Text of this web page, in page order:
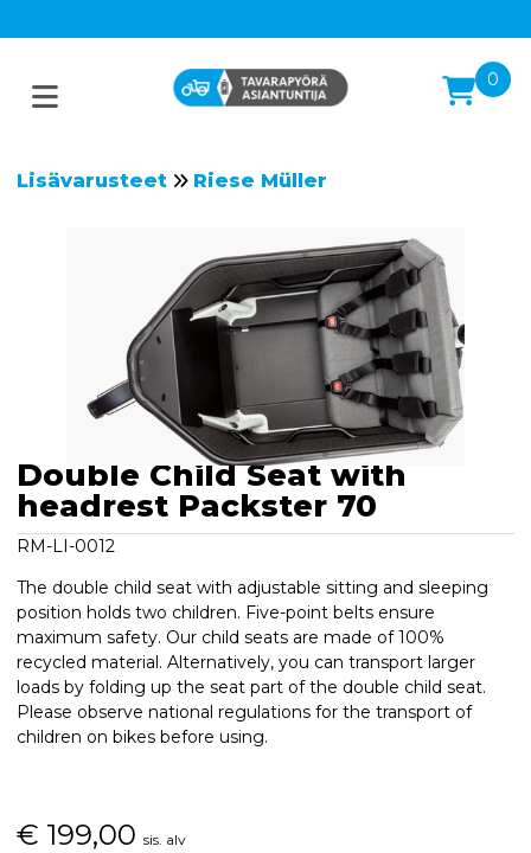
0
Lisävarusteet Riese Müller
Double Child Seat with
headrest Packster 70
RM-LI-0012
The double child seat with adjustable sitting and sleeping
position holds two children. Five-point belts ensure
maximum safety. Our child seats are made of 100%
recycled material. Alternatively, you can transport larger
loads by folding up the seat part of the double child seat.
Please observe national regulations for the transport of
children on bikes before using.
€ 199,00 sis. alv